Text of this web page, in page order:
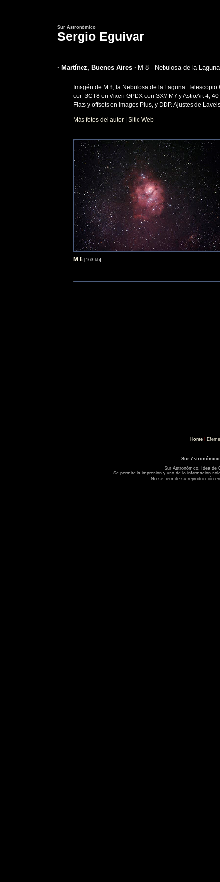
Sur Astronómico
Sergio Eguivar
· Martínez, Buenos Aires · M 8 - Nebulosa de la Laguna
Imagén de M 8, la Nebulosa de la Laguna.
con SCT8 en Vixen GPDX con SXV M7 y AstroArt 4,
Flats y offsets en Images Plus, y DDP. Ajustes de
Más fotos del autor| Sitio Web
M 8 [163 kb]
Home
Sur Astronómico
Sur Astronómico. Idea de
Se permite la impresión y uso de la información
No se permite su reproducción